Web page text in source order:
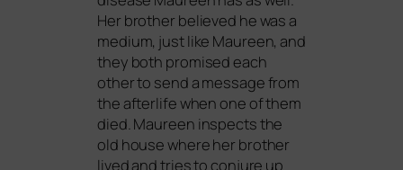
Her brot­her belie­ved he was a
medi­um, just like Maureen, and
they both pro­mi­sed each
other to send a mes­sa­ge from
the after­li­fe when one of them
died. Maureen inspects the
old house whe­re her brot­her
lived and tri­es to con­ju­re up